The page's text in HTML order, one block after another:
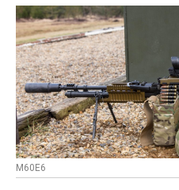
M60E6